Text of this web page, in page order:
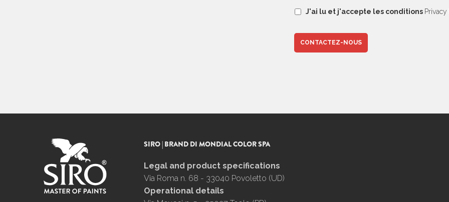
J'ai lu et j'accepte les conditions Privacy
SIRO | BRAND DI MONDIAL COLOR SPA
Legal and product specifications
Via Roma n. 68 - 33040 Povoletto (UD)
Operational details